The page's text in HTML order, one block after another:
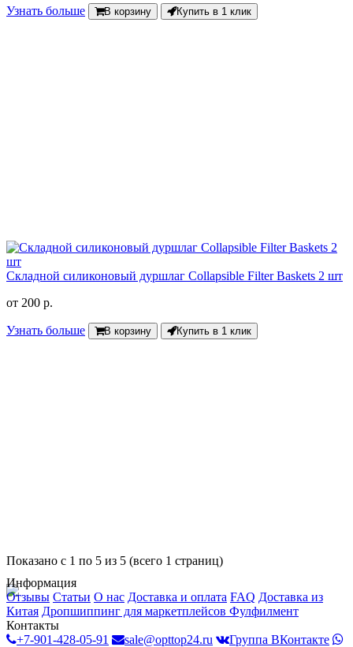
Узнать больше В корзину Купить в 1 клик
Складной силиконовый дуршлаг Collapsible Filter Baskets 2 шт
от 200 р.
Узнать больше В корзину Купить в 1 клик
Показано с 1 по 5 из 5 (всего 1 страниц)
Информация
Отзывы Статьи О нас Доставка и оплата FAQ Доставка из
Китая Дропшиппинг для маркетплейсов Фулфилмент
Контакты
+7-901-428-05-91
sale@opttop24.ru Группа ВКонтакте